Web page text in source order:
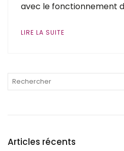
avec le fonctionnement
LIRE LA SUITE
Articles récents